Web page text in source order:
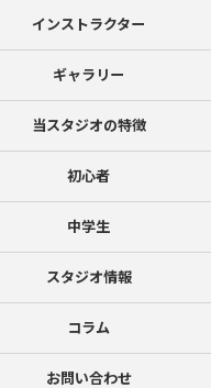
インストラクター
ギャラリー
当スタジオの特徴
初心者
中学生
スタジオ情報
コラム
お問い合わせ